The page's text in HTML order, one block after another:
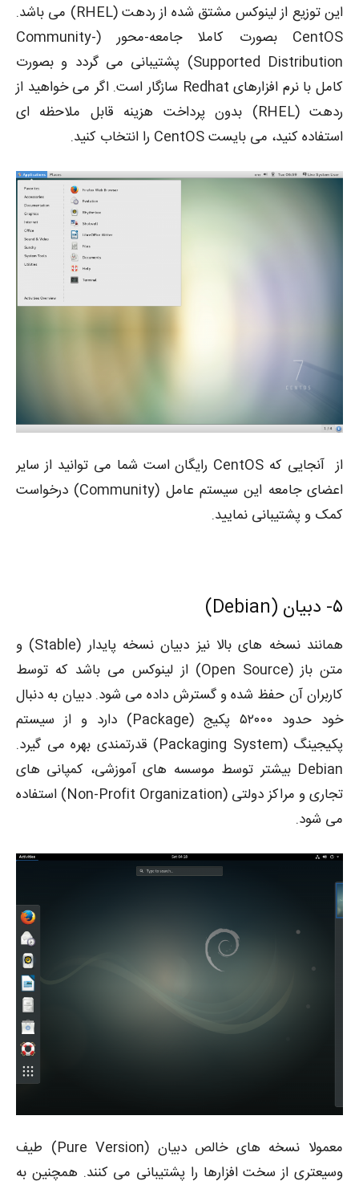
این توزیع از لینوکس مشتق شده از ردهت (RHEL) می باشد.
CentOS بصورت کاملا جامعه-محور (Community-
Supported Distribution) پشتیبانی می گردد و بصورت
کامل با نرم افزارهای Redhat سازگار است. اگر می خواهید از
ردهت (RHEL) بدون پرداخت هزینه قابل ملاحظه ای
استفاده کنید، می بایست CentOS را انتخاب کنید.
از آنجایی که CentOS رایگان است شما می توانید از سایر
اعضای جامعه این سیستم عامل (Community) درخواست
کمک و پشتیبانی نمایید.
۵- دبیان (Debian)
همانند نسخه های بالا نیز دبیان نسخه پایدار (Stable) و
متن باز (Open Source) از لینوکس می باشد که توسط
کاربران آن حفظ شده و گسترش داده می شود. دبیان به دنبال
خود حدود ۵۲۰۰۰ پکیج (Package) دارد و از سیستم
پکیجینگ (Packaging System) قدرتمندی بهره می گیرد.
Debian بیشتر توسط موسسه های آموزشی، کمپانی های
تجاری و مراکز دولتی (Non-Profit Organization) استفاده
می شود.
معمولا نسخه های خالص دبیان (Pure Version) طیف
وسیعتری از سخت افزارها را پشتیبانی می کنند. همچنین به